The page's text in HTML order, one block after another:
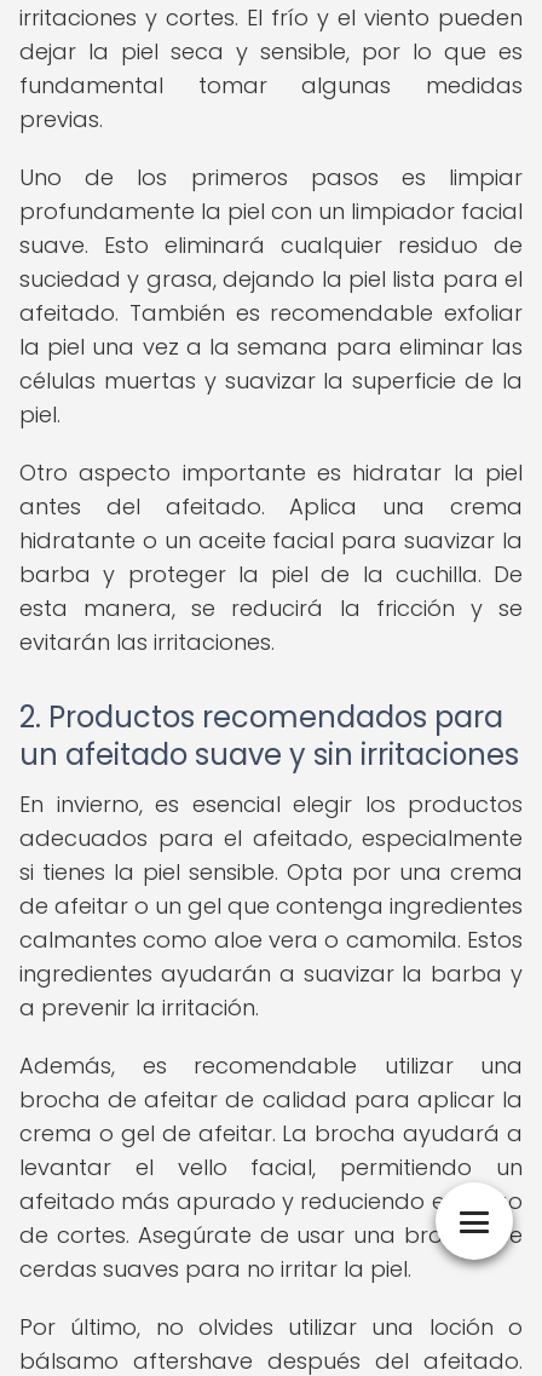
irritaciones y cortes. El frío y el viento pueden
dejar la piel seca y sensible, por lo que es
fundamental tomar algunas medidas
previas.
Uno de los primeros pasos es limpiar
profundamente la piel con un limpiador facial
suave. Esto eliminará cualquier residuo de
suciedad y grasa, dejando la piel lista para el
afeitado. También es recomendable exfoliar
la piel una vez a la semana para eliminar las
células muertas y suavizar la superficie de la
piel.
Otro aspecto importante es hidratar la piel
antes del afeitado. Aplica una crema
hidratante o un aceite facial para suavizar la
barba y proteger la piel de la cuchilla. De
esta manera, se reducirá la fricción y se
evitarán las irritaciones.
2. Productos recomendados para
un afeitado suave y sin irritaciones
En invierno, es esencial elegir los productos
adecuados para el afeitado, especialmente
si tienes la piel sensible. Opta por una crema
de afeitar o un gel que contenga ingredientes
calmantes como aloe vera o camomila. Estos
ingredientes ayudarán a suavizar la barba y
a prevenir la irritación.
Además, es recomendable utilizar una
brocha de afeitar de calidad para aplicar la
crema o gel de afeitar. La brocha ayudará a
levantar el vello facial, permitiendo un
afeitado más apurado y reduciendo el riesgo
de cortes. Asegúrate de usar una brocha de
cerdas suaves para no irritar la piel.
Por último, no olvides utilizar una loción o
bálsamo aftershave después del afeitado.